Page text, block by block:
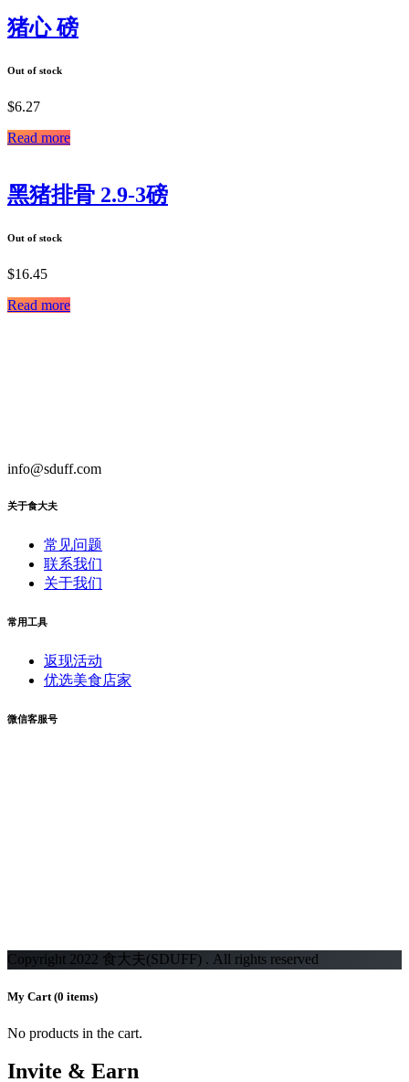
猪心 磅
Out of stock
$6.27
Read more
黑猪排骨 2.9-3磅
Out of stock
$16.45
Read more
info@sduff.com
关于食大夫
常见问题
联系我们
关于我们
常用工具
返现活动
优选美食店家
微信客服号
Copyright 2022 食大夫(SDUFF) . All rights reserved
My Cart(0 items)
No products in the cart.
Invite & Earn